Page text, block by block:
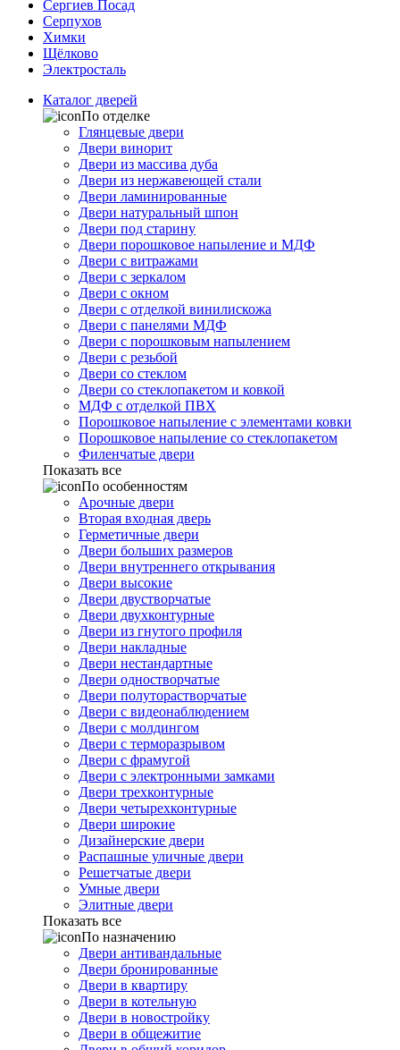
Сергиев Посад
Серпухов
Химки
Щёлково
Электросталь
Каталог дверей
По отделке
Глянцевые двери
Двери винорит
Двери из массива дуба
Двери из нержавеющей стали
Двери ламинированные
Двери натуральный шпон
Двери под старину
Двери порошковое напыление и МДФ
Двери с витражами
Двери с зеркалом
Двери с окном
Двери с отделкой винилискожа
Двери с панелями МДФ
Двери с порошковым напылением
Двери с резьбой
Двери со стеклом
Двери со стеклопакетом и ковкой
МДФ с отделкой ПВХ
Порошковое напыление с элементами ковки
Порошковое напыление со стеклопакетом
Филенчатые двери
Показать все
По особенностям
Арочные двери
Вторая входная дверь
Герметичные двери
Двери больших размеров
Двери внутреннего открывания
Двери высокие
Двери двустворчатые
Двери двухконтурные
Двери из гнутого профиля
Двери накладные
Двери нестандартные
Двери одностворчатые
Двери полуторастворчатые
Двери с видеонаблюдением
Двери с молдингом
Двери с терморазрывом
Двери с фрамугой
Двери с электронными замками
Двери трехконтурные
Двери четырехконтурные
Двери широкие
Дизайнерские двери
Распашные уличные двери
Решетчатые двери
Умные двери
Элитные двери
Показать все
По назначению
Двери антивандальные
Двери бронированные
Двери в квартиру
Двери в котельную
Двери в новостройку
Двери в общежитие